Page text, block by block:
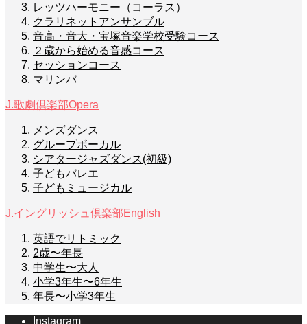
レッツハーモニー（コーラス）
クラリネットアンサンブル
音高・音大・宝塚音楽学校受験コース
２歳から始める音感コース
セッションコース
マリンバ
J.歌劇倶楽部Opera
メンズダンス
グループボーカル
シアタージャズダンス(初級)
子どもバレエ
子どもミュージカル
J.イングリッシュ倶楽部English
英語でリトミック
2歳〜年長
中学生〜大人
小学3年生〜6年生
年長〜小学3年生
Instagram